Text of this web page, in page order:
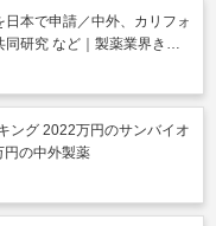
本で申請／中外、カリフォ
研究 など｜製薬業界きょ
8月7日）
ング 2022万円のサンバイオ
の中外製薬